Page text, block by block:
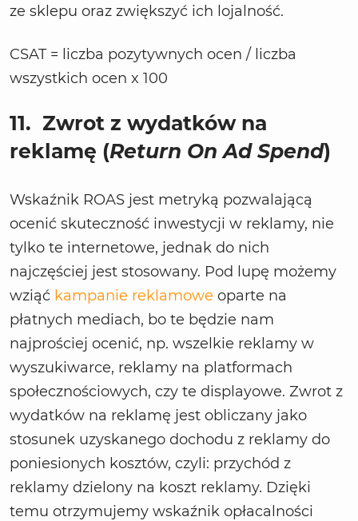
ze sklepu oraz zwiększyć ich lojalność.
CSAT = liczba pozytywnych ocen / liczba
wszystkich ocen x 100
11. Zwrot z wydatków na
reklamę (Return On Ad Spend)
Wskaźnik ROAS jest metryką pozwalającą
ocenić skuteczność inwestycji w reklamy, nie
tylko te internetowe, jednak do nich
najczęściej jest stosowany. Pod lupę możemy
wziąć kampanie reklamowe oparte na
płatnych mediach, bo te będzie nam
najprościej ocenić, np. wszelkie reklamy w
wyszukiwarce, reklamy na platformach
społecznościowych, czy te displayowe. Zwrot z
wydatków na reklamę jest obliczany jako
stosunek uzyskanego dochodu z reklamy do
poniesionych kosztów, czyli: przychód z
reklamy dzielony na koszt reklamy. Dzięki
temu otrzymujemy wskaźnik opłacalności